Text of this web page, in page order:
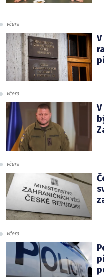
včera
včera
včera
včera